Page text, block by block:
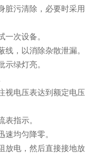
脏污清除，必要时采用
一次设备。
线，以消除杂散泄漏。
示绿灯亮。
视电压表达到额定电压
表指示。
速均匀降零。
放电，然后直接接地放